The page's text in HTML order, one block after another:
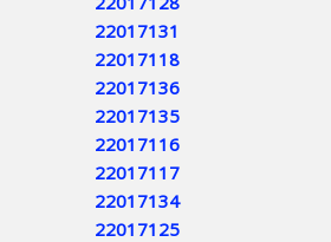
22017131
22017118
22017136
22017135
22017116
22017117
22017134
22017125